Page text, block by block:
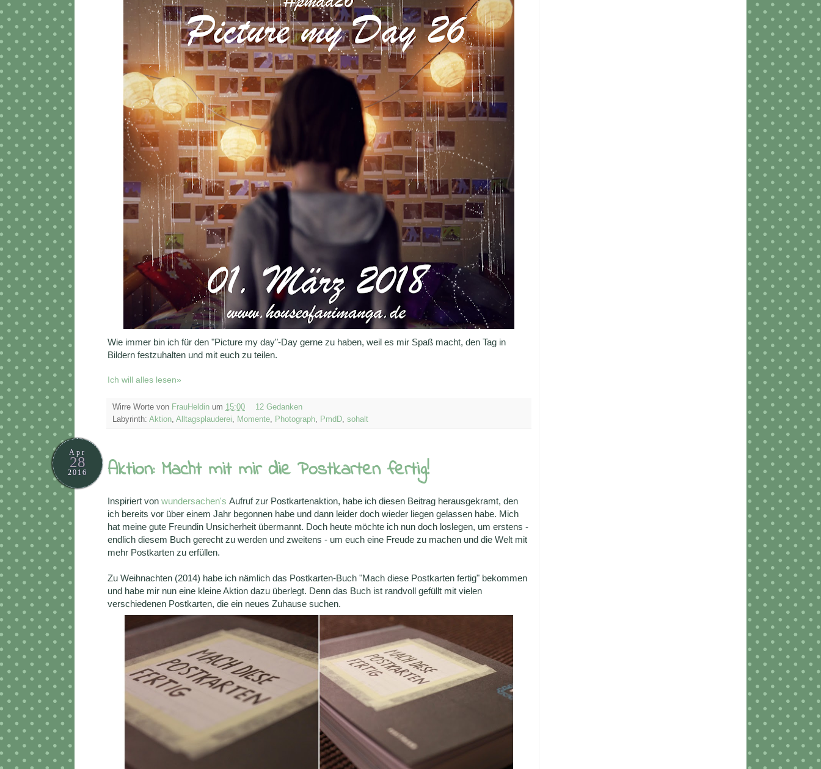
Wie immer bin ich für den "Picture my day"-Day gerne zu haben, weil es mir Spaß macht, den Tag in
Bildern festzuhalten und mit euch zu teilen.
Ich will alles lesen»
Wirre Worte von FrauHeldin um 15:00
12 Gedanken
Labyrinth: Aktion Alltagsplauderei Momente Photograph PmdD sohalt
Apr
28
2016 Aktion: Macht mit mir die Postkarten fertig!
Inspiriert von wundersachen's Aufruf zur Postkartenaktion, habe ich diesen Beitrag herausgekramt, den
ich bereits vor über einem Jahr begonnen habe und dann leider doch wieder liegen gelassen habe. Mich
hat meine gute Freundin Unsicherheit übermannt. Doch heute möchte ich nun doch loslegen, um erstens -
endlich diesem Buch gerecht zu werden und zweitens - um euch eine Freude zu machen und die Welt mit
mehr Postkarten zu erfüllen.
Zu Weihnachten (2014) habe ich nämlich das Postkarten-Buch "Mach diese Postkarten fertig" bekommen
und habe mir nun eine kleine Aktion dazu überlegt. Denn das Buch ist randvoll gefüllt mit vielen
verschiedenen Postkarten, die ein neues Zuhause suchen.